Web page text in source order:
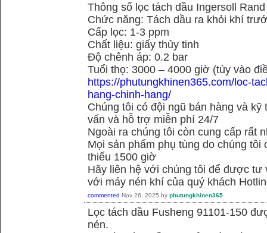
Thông số lọc tách dầu Ingersoll
Chức năng: Tách dầu ra khỏi khí
Cấp lọc: 1-3 ppm
Chất liệu: giấy thủy tinh
Độ chênh áp: 0.2 bar
Tuổi thọ: 3000 – 4000 giờ (tùy vào
https://phutungkhinen365.com/loc-
hang-chinh-hang/
Chúng tôi có đội ngũ bán hàng và
vấn và hỗ trợ miễn phí 24/7
Ngoài ra chúng tôi còn cung cấp rất
Mọi sản phẩm phụ tùng do chúng
thiểu 1500 giờ
Hãy liên hệ với chúng tôi để được tư
với máy nén khí của quý khách
commented Nov 26, 2025 by phutungkhinen365
Lọc tách dầu Fusheng 91101-150
nén.